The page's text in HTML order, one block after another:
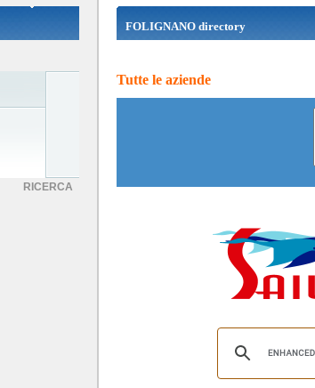
RICERCA
FOLIGNANO directory
Tutte le aziende